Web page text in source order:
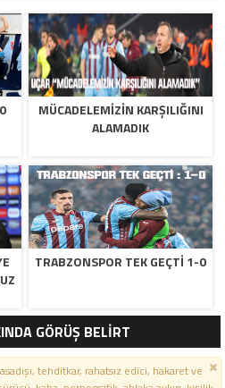
MÜCADELEMIZIN KARŞILIĞINI
ALAMADIK
TRABZONSPOR TEK GEÇTI 1-0
GÖRÜŞ BELİRT
tehditkar, rahatsız edici, hakaret ve